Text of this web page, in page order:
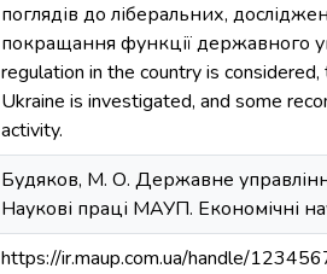
поглядів до ліберальних,
покращання функції державного
regulation in the country is
Ukraine is investigated, and some
activity.
Будяков, М. О. Державне
Наукові праці МАУП. Економічні
https://ir.maup.com.ua/handle/